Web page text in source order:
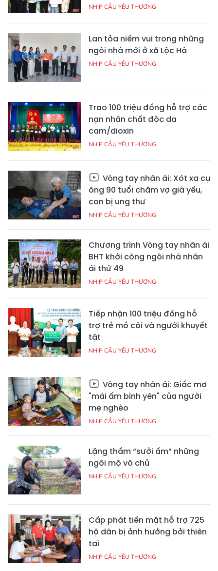
NHỊP CẦU YÊU THƯƠNG
Lan tỏa niềm vui trong những
ngôi nhà mới ở xã Lộc Hà
NHỊP CẦU YÊU THƯƠNG
Trao 100 triệu đồng hỗ trợ các
nạn nhân chất độc da
cam/dioxin
NHỊP CẦU YÊU THƯƠNG
Vòng tay nhân ái: Xót xa cụ
ông 90 tuổi chăm vợ già yếu,
con bị ung thư
NHỊP CẦU YÊU THƯƠNG
Chương trình Vòng tay nhân ái
BHT khởi công ngôi nhà nhân
ái thứ 49
NHỊP CẦU YÊU THƯƠNG
Tiếp nhận 100 triệu đồng hỗ
trợ trẻ mồ côi và người khuyết
tật
NHỊP CẦU YÊU THƯƠNG
Vòng tay nhân ái: Giấc mơ
"mái ấm bình yên" của người
mẹ nghèo
NHỊP CẦU YÊU THƯƠNG
Lặng thầm “sưởi ấm” những
ngôi mộ vô chủ
NHỊP CẦU YÊU THƯƠNG
Cấp phát tiền mặt hỗ trợ 725
hộ dân bị ảnh hưởng bởi thiên
tai
NHỊP CẦU YÊU THƯƠNG